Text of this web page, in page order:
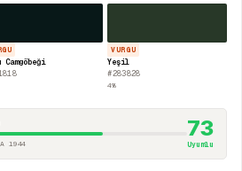
Camgöbeği
VURGU
Yeşil
#283828
4%
1944
73
Uyumlu